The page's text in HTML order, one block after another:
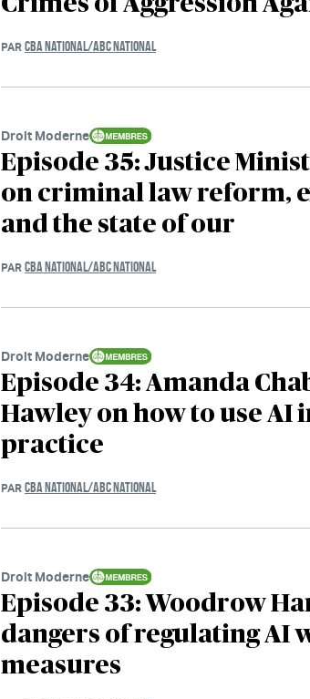
PAR CBA NATIONAL/ABC NATIONAL
Droit Moderne
Episode 35: Justice
on criminal law reform,
and the state of our
PAR CBA NATIONAL/ABC NATIONAL
Droit Moderne
Episode 34: Amanda
Hawley on how to use AI
practice
PAR CBA NATIONAL/ABC NATIONAL
Droit Moderne
Episode 33: Woodrow
dangers of regulating AI
measures